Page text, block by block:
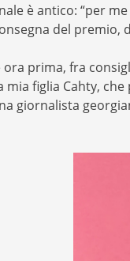
è antico: “per
del premio,
prima, fra
figlia Cahty,
giornalista